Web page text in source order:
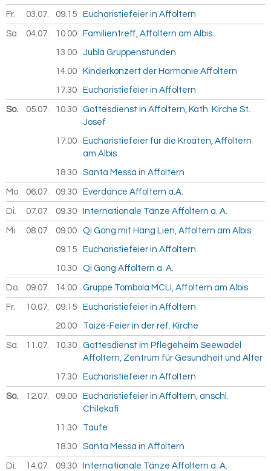
Fr. 03.07. 2026
09.15 Eucharistiefeier in Affoltern
Sa. 04.07. 2026
10.00 Familientreff, Affoltern am Albis
13.00 Jubla Gruppenstunden
14.00 Kinderkonzert der Harmonie Affoltern
17.30 Eucharistiefeier in Affoltern
So. 05.07. 2026
10.30
Gottesdienst in Affoltern, Kath. Kirche St.
Josef
17.00
Eucharistiefeier für die Kroaten, Affoltern
am Albis
18.30 Santa Messa in Affoltern
Mo. 06.07. 2026
09.30 Everdance Affoltern a.A.
Di. 07.07. 2026
09.30 Internationale Tänze Affoltern a. A.
Mi. 08.07. 2026
09.00 Qi Gong mit Hang Lien, Affoltern am Albis
09.15 Eucharistiefeier in Affoltern
10.30 Qi Gong Affoltern a. A.
Do. 09.07. 2026
14.00 Gruppe Tombola MCLI, Affoltern am Albis
Fr. 10.07. 2026
09.15 Eucharistiefeier in Affoltern
20.00 Taizé-Feier in der ref. Kirche
Sa. 11.07. 2026
10.30
Gottesdienst im Pflegeheim Seewadel
Affoltern, Zentrum für Gesundheit und Alter
17.30 Eucharistiefeier in Affoltern
So. 12.07. 2026
09.00
Eucharistiefeier in Affoltern, anschl.
Chilekafi
11.30 Taufe
18.30 Santa Messa in Affoltern
Di. 14.07. 2026
09.30 Internationale Tänze Affoltern a. A.